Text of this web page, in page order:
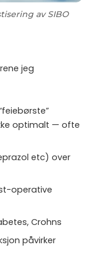
av SIBO
jeg
optimalt — ofte
etc) over
operative
Crohns
påvirker